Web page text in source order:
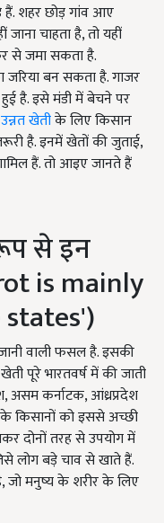
हैं. शहर छोड़ गांव आए
चाहता है, तो यहीं
से जमा सकता है.
जरिया बन सकता है. गाजर
है. इसे मंडी में बेचने पर
खेतीके लिए किसान
है. इनमें खेतों की जुताई,
हैं. तो आइए जानते हैं
से इन
is mainly
वाली फसल है. इसकी
पूरे भारतवर्ष में की जाती
असम कर्नाटक, आंध्रप्रदेश
के किसानों को इससे अच्छी
दोनों तरह से उपयोग में
लोग बड़े चाव से खाते हैं.
जो मनुष्य के शरीर के लिए